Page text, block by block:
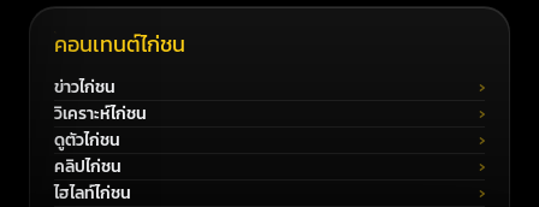
คอนเทนต์ไก่ชน
ข่าวไก่ชน
วิเคราะห์ไก่ชน
ดูตัวไก่ชน
คลิปไก่ชน
ไฮไลท์ไก่ชน